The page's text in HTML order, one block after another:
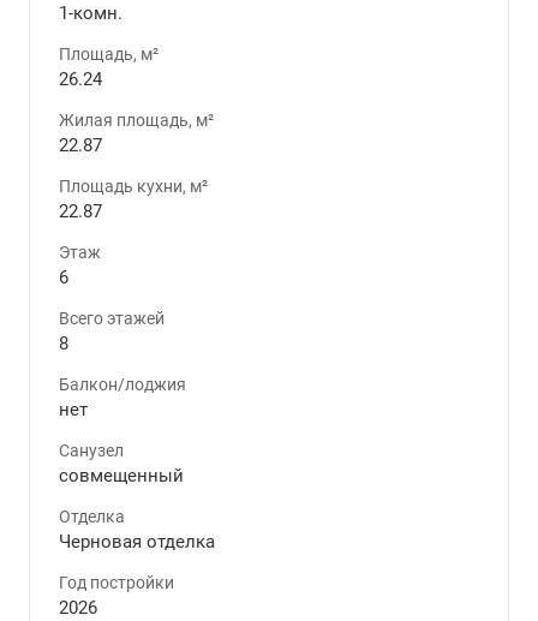
1-комн.
Площадь, м²
26.24
Жилая площадь, м²
22.87
Площадь кухни, м²
22.87
Этаж
6
Всего этажей
8
Балкон/лоджия
нет
Санузел
совмещенный
Отделка
Черновая отделка
Год постройки
2026